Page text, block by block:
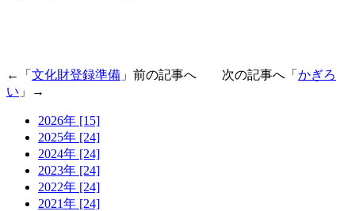
←「 文化財登録準備 」前の記事へ 次の記事へ「 かぎろ
い 」→
2026年 [15]
2025年 [24]
2024年 [24]
2023年 [24]
2022年 [24]
2021年 [24]